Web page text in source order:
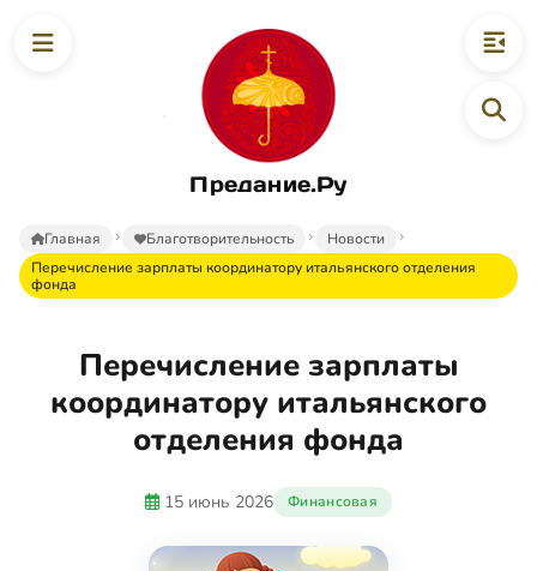
Предание.Ру
Главная Благотворительность
Новости
Перечисление зарплаты координатору итальянского отделения
фонда
Перечисление зарплаты
координатору итальянского
отделения фонда
15 июнь 2026 Финансовая